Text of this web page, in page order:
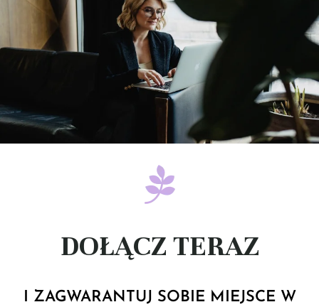
DOŁĄCZ TERAZ
I ZAGWARANTUJ SOBIE MIEJSCE W